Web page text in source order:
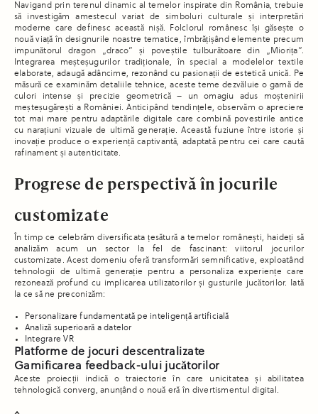
Navigand prin terenul dinamic al temelor inspirate din România, trebuie
să investigăm amestecul variat de simboluri culturale și interpretări
moderne care definesc această nișă. Folclorul românesc își găsește o
nouă viață în designurile noastre tematice, îmbrățișând elemente precum
impunătorul dragon „draco” și poveștile tulburătoare din „Miorița”.
Integrarea meșteșugurilor tradiționale, în special a modelelor textile
elaborate, adaugă adâncime, rezonând cu pasionații de estetică unică. Pe
măsură ce examinăm detaliile tehnice, aceste teme dezvăluie o gamă de
culori intense și precizie geometrică – un omagiu adus moștenirii
meșteșugărești a României. Anticipând tendințele, observăm o apreciere
tot mai mare pentru adaptările digitale care combină povestirile antice
cu narațiuni vizuale de ultimă generație. Această fuziune între istorie și
inovație produce o experiență captivantă, adaptată pentru cei care caută
rafinament și autenticitate.
Progrese de perspectivă în jocurile
customizate
În timp ce celebrăm diversificata țesătură a temelor românești, haideți să
analizăm acum un sector la fel de fascinant: viitorul jocurilor
customizate. Acest domeniu oferă transformări semnificative, exploatând
tehnologii de ultimă generație pentru a personaliza experiențe care
rezonează profund cu implicarea utilizatorilor și gusturile jucătorilor. Iată
la ce să ne preconizăm:
Personalizare fundamentată pe inteligență artificială
Analiză superioară a datelor
Integrare VR
Platforme de jocuri descentralizate
Gamificarea feedback-ului jucătorilor
Aceste proiecții indică o traiectorie în care unicitatea și abilitatea
tehnologică converg, anunțând o nouă eră în divertismentul digital.